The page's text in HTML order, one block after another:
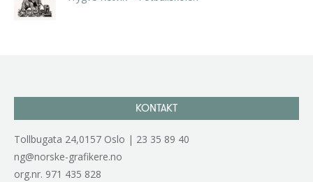
KONTAKT
Tollbugata 24,0157 Oslo | 23 35 89 40
ng@norske-grafikere.no
org.nr. 971 435 828